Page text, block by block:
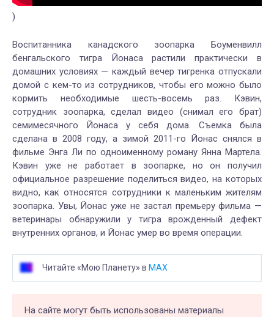
)
Воспитанника канадского зоопарка Боуменвилл
бенгальского тигра Йонаса растили практически в
домашних условиях — каждый вечер тигренка отпускали
домой с кем-то из сотрудников, чтобы его можно было
кормить необходимые шесть-восемь раз. Кэвин,
сотрудник зоопарка, сделал видео (снимал его брат)
семимесячного Йонаса у себя дома. Съемка была
сделана в 2008 году, а зимой 2011-го Йонас снялся в
фильме Энга Ли по одноименному роману Янна Мартела.
Кэвин уже не работает в зоопарке, но он получил
официальное разрешение поделиться видео, на которых
видно, как относятся сотрудники к маленьким жителям
зоопарка. Увы, Йонас уже не застал премьеру фильма —
ветеринары обнаружили у тигра врожденный дефект
внутренних органов, и Йонас умер во время операции.
Читайте «Мою Планету» в MAX
На сайте могут быть использованы материалы